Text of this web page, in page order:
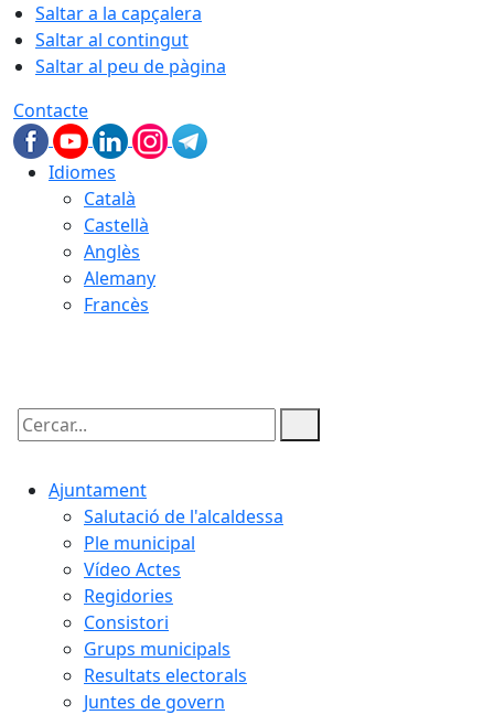
Saltar a la capçalera
Saltar al contingut
Saltar al peu de pàgina
Contacte
Idiomes
Català
Castellà
Anglès
Alemany
Francès
Cercar:
Ajuntament
Salutació de l'alcaldessa
Ple municipal
Vídeo Actes
Regidories
Consistori
Grups municipals
Resultats electorals
Juntes de govern